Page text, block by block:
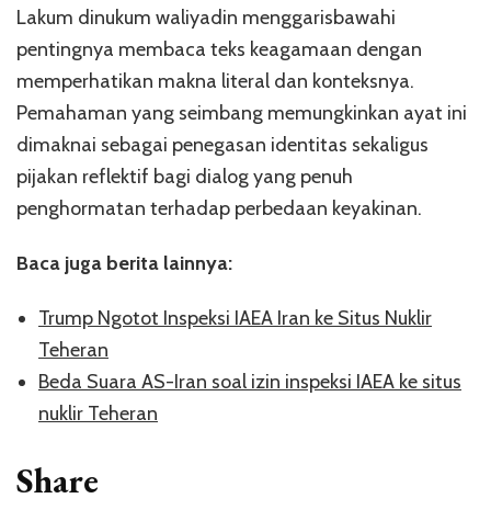
Lakum dinukum waliyadin menggarisbawahi
pentingnya membaca teks keagamaan dengan
memperhatikan makna literal dan konteksnya.
Pemahaman yang seimbang memungkinkan ayat ini
dimaknai sebagai penegasan identitas sekaligus
pijakan reflektif bagi dialog yang penuh
penghormatan terhadap perbedaan keyakinan.
Baca juga berita lainnya:
Trump Ngotot Inspeksi IAEA Iran ke Situs Nuklir
Teheran
Beda Suara AS-Iran soal izin inspeksi IAEA ke situs
nuklir Teheran
Share